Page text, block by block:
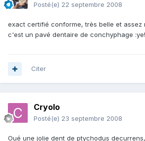
Posté(e) 22 septembre 2008
exact certifié conforme, très belle et assez
c'est un pavé dentaire de conchyphage
Citer
Cryolo
Posté(e) 23 septembre 2008
Oué une jolie dent de ptychodus